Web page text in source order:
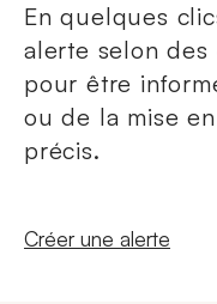
En quelques
alerte selon des
pour être
ou de la mise
précis.
Nouvelle fenêtre
Créer une alerte